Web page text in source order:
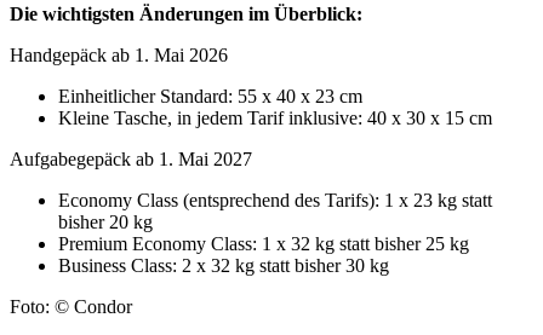
Die wichtigsten Änderungen im Überblick:
Handgepäck ab 1. Mai 2026
Einheitlicher Standard: 55 x 40 x 23 cm
Kleine Tasche, in jedem Tarif inklusive: 40 x 30 x 15 cm
Aufgabegepäck ab 1. Mai 2027
Economy Class (entsprechend des Tarifs): 1 x 23 kg statt
bisher 20 kg
Premium Economy Class: 1 x 32 kg statt bisher 25 kg
Business Class: 2 x 32 kg statt bisher 30 kg
Foto: © Condor